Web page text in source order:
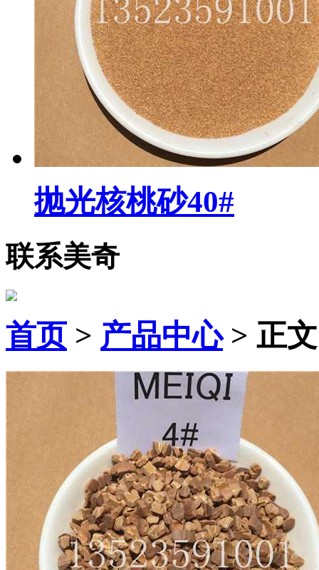
抛光核桃砂40#
联系美奇
首页> 产品中心> 正文